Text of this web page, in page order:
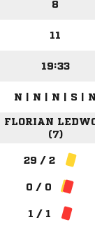
8
11
19:33
N | N | N | S | N
FLORIAN
(7)
29 / 2
0 / 0
1 / 1